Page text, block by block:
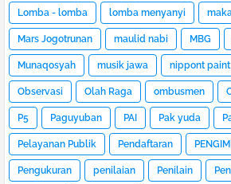
Lomba - lomba lomba menyanyi
Mars Jogotrunan maulid nabi MBG
Munaqosyah musik jawa nippont paint
Observasi Olah Raga ombusmen
P5 Paguyuban PAI Pak yuda
Pelayanan Publik Pendaftaran
Pengukuran penilaian Penilain